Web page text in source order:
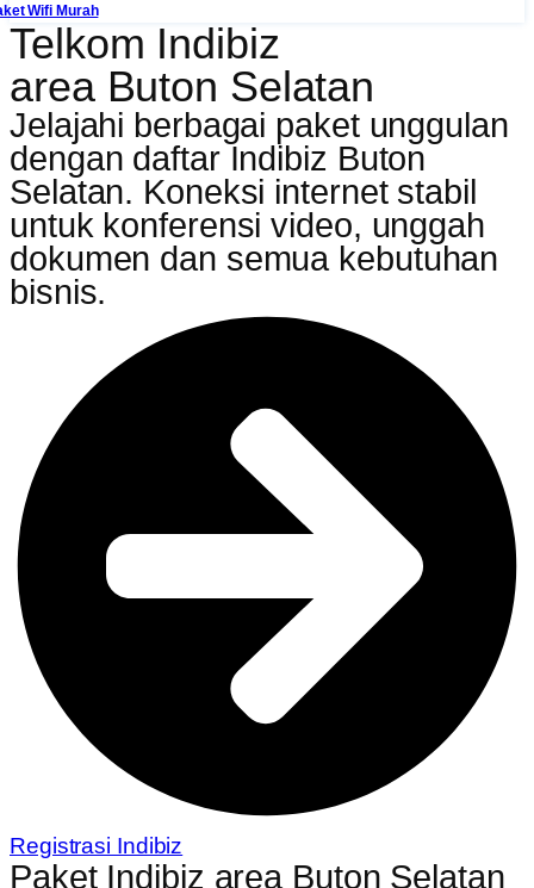
Wifi Murah
Telkom Indibiz
area Buton Selatan
Jelajahi berbagai paket unggulan
dengan daftar Indibiz Buton
Selatan. Koneksi internet stabil
untuk konferensi video, unggah
dokumen dan semua kebutuhan
bisnis.
Registrasi Indibiz
Paket Indibiz area Buton Selatan